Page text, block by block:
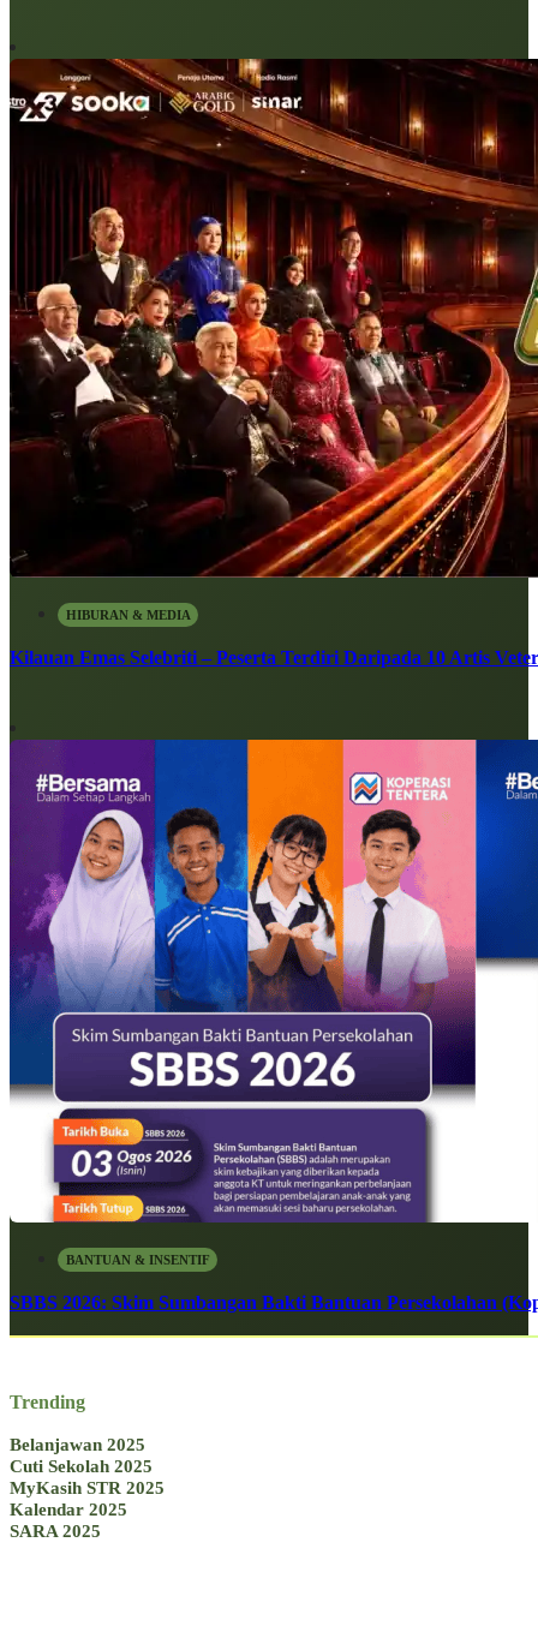
HIBURAN & MEDIA
Kilauan Emas Selebriti – Peserta Terdiri Daripada 10 Artis
BANTUAN & INSENTIF
SBBS 2026: Skim Sumbangan Bakti Bantuan Persekolahan
Trending
Belanjawan 2025
Cuti Sekolah 2025
MyKasih STR 2025
Kalendar 2025
SARA 2025